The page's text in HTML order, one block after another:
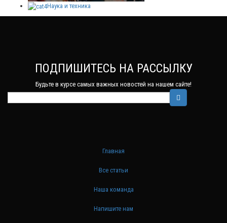
Наука и техника
ПОДПИШИТЕСЬ НА РАССЫЛКУ
Будьте в курсе самых важных новостей на нашем сайте!
Главная
Все статьи
Наша команда
Напишите нам